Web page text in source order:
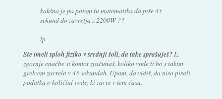
kakšna je pa potem tu matematika da piše 45
sekund do zavretja z 2200W ??
lp
Ste imeli sploh fiziko v srednji šoli, da take sprašuješ?Iz
zgornje enačbe si komot zračunaš, koliko vode ti bo s takim
grelcem zavrelo v 45 sekundah. Upam, da vidiš, da niso pisali
podatka o količini vode, ki zavre v tem času.